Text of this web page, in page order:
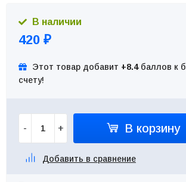
В наличии
420 ₽
Этот товар добавит +8.4баллов к
счету!
- + В корзину
Добавить в сравнение